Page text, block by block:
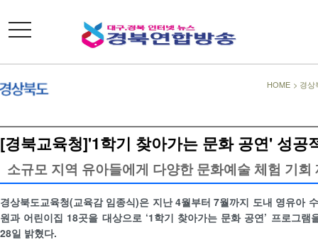
toggle
navigation
HOME > 경상
[경북교육청]'1학기 찾아가는 문화 공연' 성공
소규모 지역 유아들에게 다양한 문화예술 체험 기회
경상북도교육청(교육감 임종식)은 지난 4월부터 7월까지 도내 영유아
원과 어린이집 18곳을 대상으로 ‘1학기 찾아가는 문화 공연’ 프로그램
28일 밝혔다.